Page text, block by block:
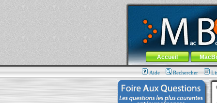
MacBook-fr.com : 100% Apple... 100%
Aller au contenu-Aller au menu
Menu général
Accueil
Aide Rechercher